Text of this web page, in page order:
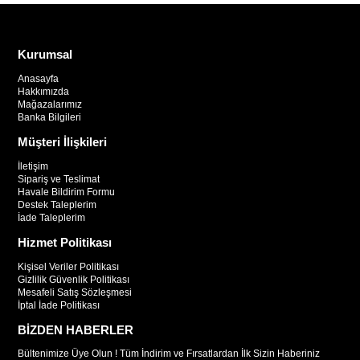
Kurumsal
Anasayfa
Hakkımızda
Mağazalarımız
Banka Bilgileri
Müşteri İlişkileri
İletişim
Sipariş ve Teslimat
Havale Bildirim Formu
Destek Taleplerim
İade Taleplerim
Hizmet Politikası
Kişisel Veriler Politikası
Gizlilik Güvenlik Politikası
Mesafeli Satış Sözleşmesi
İptal İade Politikası
BİZDEN HABERLER
Bültenimize Üye Olun ! Tüm İndirim ve Fırsatlardan İlk Sizin Haberiniz